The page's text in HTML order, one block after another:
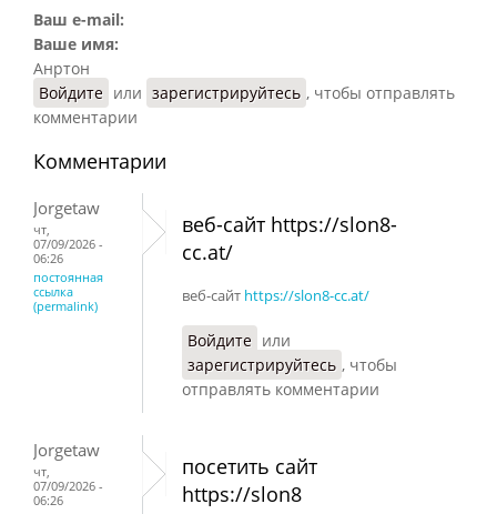
Ваш e-mail:
Ваше имя:
Анртон
Войдите или зарегистрируйтесь , чтобы отправлять
комментарии
Комментарии
Jorgetaw
чт,
07/09/2026 -
06:26
постоянная
ссылка
(permalink)
веб-сайт https://slon8-
cc.at/
веб-сайт https://slon8-cc.at/
Войдите или
зарегистрируйтесь , чтобы
отправлять комментарии
Jorgetaw
чт,
07/09/2026 -
06:26
посетить сайт
https://slon8